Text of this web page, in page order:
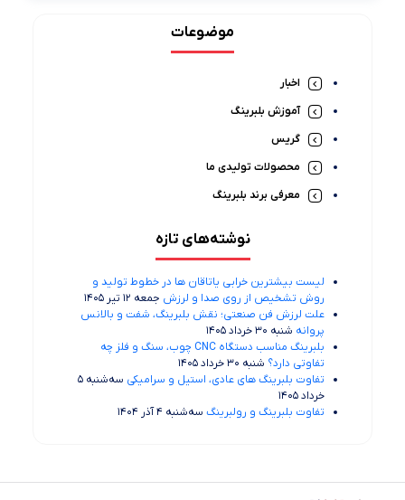
موضوعات
اخبار
آموزش بلبرینگ
گریس
محصولات تولیدی ما
معرفی برند بلبرینگ
نوشته‌های تازه
لیست بیشترین خرابی‌ یاتاقان ها در خطوط تولید و
روش تشخیص از روی صدا و لرزش جمعه 12 تیر 1405
علت لرزش فن صنعتی؛ نقش بلبرینگ، شفت و بالانس
پروانه شنبه 30 خرداد 1405
بلبرینگ مناسب دستگاه CNC چوب، سنگ و فلز چه
تفاوتی دارد؟ شنبه 30 خرداد 1405
تفاوت بلبرینگ های عادی، استیل و سرامیکی
سه‌شنبه 5
خرداد 1405
تفاوت بلبرینگ و رولبرینگ سه‌شنبه 4 آذر 1404